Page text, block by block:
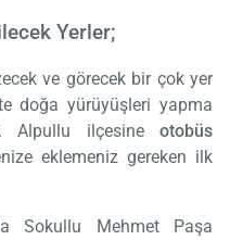
Yerler;
ve görecek bir çok yer
doğa yürüyüşleri yapma
Alpullu ilçesine otobüs
eklemeniz gereken ilk
Sokullu Mehmet Paşa